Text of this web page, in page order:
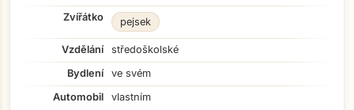
Zvířátko
pejsek
Vzdělání
středoškolské
Bydlení
ve svém
Automobil
vlastním